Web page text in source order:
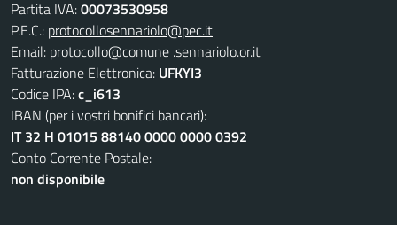
Partita IVA:00073530958
P.E.C.: protocollosennariolo@pec.it
Email: protocollo@comune .sennariolo.or.it
Fatturazione Elettronica: UFKYI3
Codice IPA:c_i613
IBAN (per i vostri bonifici bancari):
IT 32 H 01015 88140 0000 0000 0392
Conto Corrente Postale:
non disponibile